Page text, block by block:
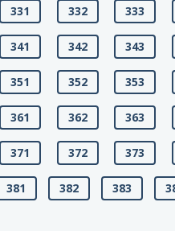
331 332 333
341 342 343
351 352 353
361 362 363
371 372 373
381 382 383